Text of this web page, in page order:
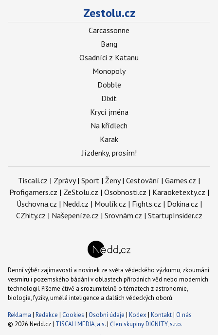
Zestolu.cz
Carcassonne
Bang
Osadníci z Katanu
Monopoly
Dobble
Dixit
Krycí jména
Na křídlech
Karak
Jízdenky, prosím!
Tiscali.cz | Zprávy| Sport | Ženy| Cestování | Games.cz |
Profigamers.cz | ZeStolu.cz | Osobnosti.cz | Karaoketexty.cz |
Úschovna.cz | Nedd.cz | Moulík.cz | Fights.cz | Dokina.cz |
CZhity.cz | Našepeníze.cz | Srovnám.cz | StartupInsider.cz
Denní výběr zajímavostí a novinek ze světa vědeckého výzkumu, zkoumání
vesmíru i pozemského bádání v oblastech přírodních věd nebo moderních
technologií. Píšeme čtivě a srozumitelně o tématech z astronomie,
biologie, fyziky, umělé inteligence a dalších vědeckých oborů.
Reklama | Redakce | Cookies | Osobní údaje | Kodex | Kontakt| O nás
© 2026 Nedd.cz | TISCALI MEDIA, a.s.| Člen skupiny DIGNITY, s.r.o.